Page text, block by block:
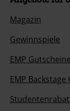
Magazin
Gewinnspiele
EMP
EMP Backstage